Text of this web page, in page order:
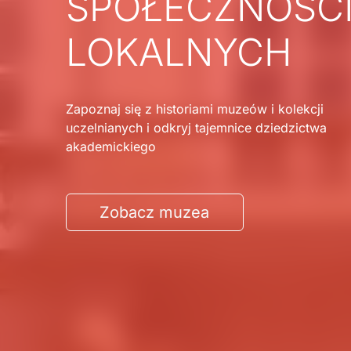
LOKALNYCH
Zapoznaj się z historiami muzeów i kolekcji
uczelnianych i odkryj tajemnice dziedzictwa
akademickiego
Zobacz muzea